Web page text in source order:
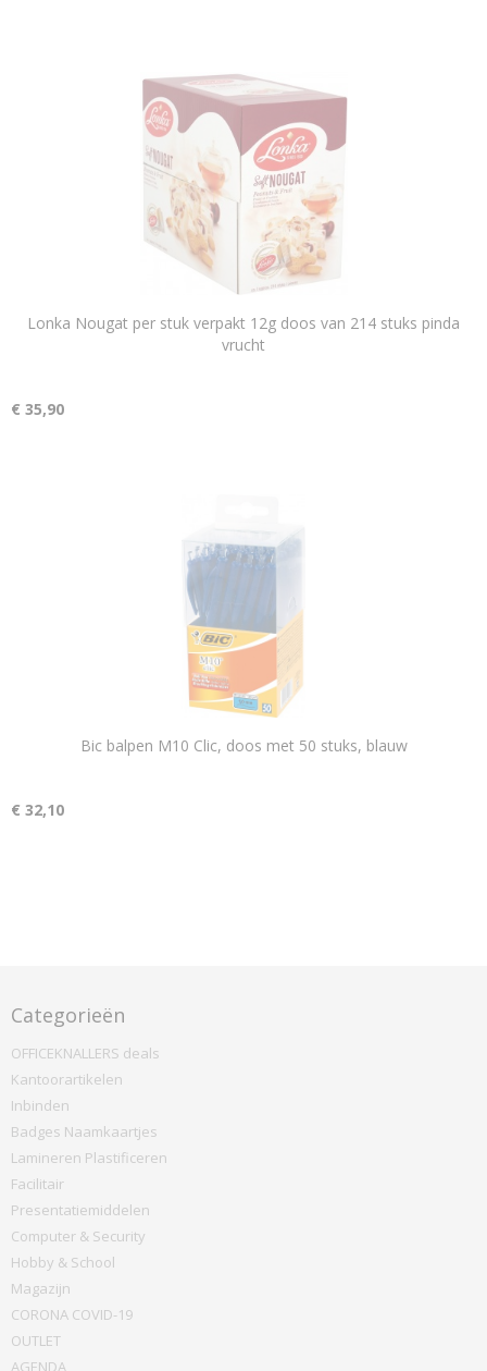
Lonka Nougat per stuk verpakt 12g doos van 214 stuks pinda
vrucht
€ 35,90
Bic balpen M10 Clic, doos met 50 stuks, blauw
€ 32,10
Categorieën
OFFICEKNALLERS deals
Kantoorartikelen
Inbinden
Badges Naamkaartjes
Lamineren Plastificeren
Facilitair
Presentatiemiddelen
Computer & Security
Hobby & School
Magazijn
CORONA COVID-19
OUTLET
AGENDA